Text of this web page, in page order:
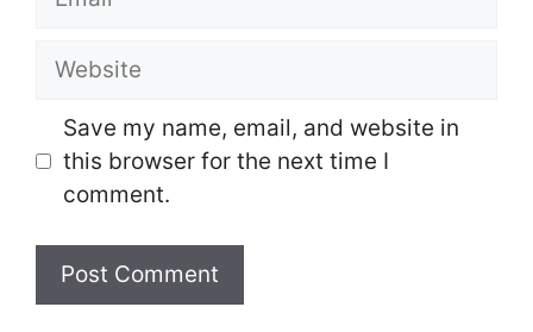
Website
Save my name, email, and website in
this browser for the next time I
comment.